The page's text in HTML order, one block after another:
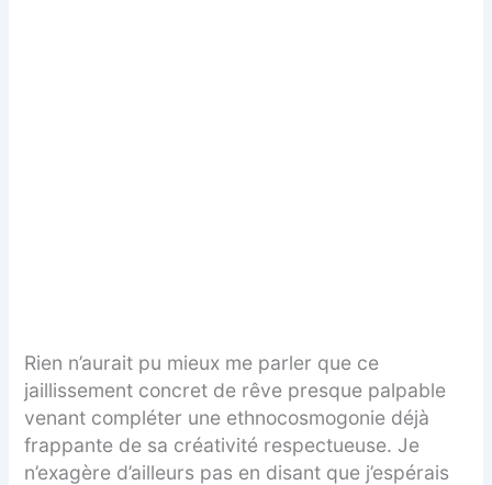
Rien n’aurait pu mieux me parler que ce
jaillissement concret de rêve presque palpable
venant compléter une ethnocosmogonie déjà
frappante de sa créativité respectueuse. Je
n’exagère d’ailleurs pas en disant que j’espérais